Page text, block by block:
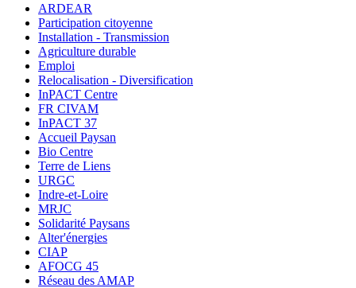
ARDEAR
Participation citoyenne
Installation - Transmission
Agriculture durable
Emploi
Relocalisation - Diversification
InPACT Centre
FR CIVAM
InPACT 37
Accueil Paysan
Bio Centre
Terre de Liens
URGC
Indre-et-Loire
MRJC
Solidarité Paysans
Alter'énergies
CIAP
AFOCG 45
Réseau des AMAP